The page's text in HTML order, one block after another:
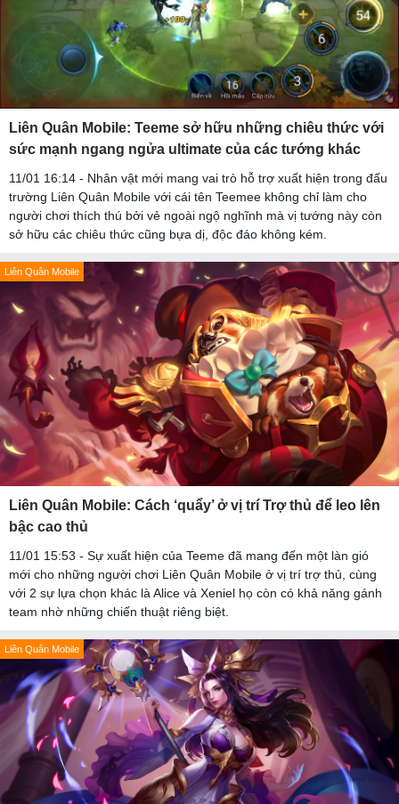
Liên Quân Mobile: Teeme sở hữu những chiêu thức với
sức mạnh ngang ngửa ultimate của các tướng khác
11/01 16:14 - Nhân vật mới mang vai trò hỗ trợ xuất hiện trong đấu
trường Liên Quân Mobile với cái tên Teemee không chỉ làm cho
người chơi thích thú bởi vẻ ngoài ngộ nghĩnh mà vị tướng này còn
sở hữu các chiêu thức cũng bựa dị, độc đáo không kém.
Liên Quân Mobile
Liên Quân Mobile: Cách ‘quẩy’ ở vị trí Trợ thủ để leo lên
bậc cao thủ
11/01 15:53 - Sự xuất hiện của Teeme đã mang đến một làn gió
mới cho những người chơi Liên Quân Mobile ở vị trí trợ thủ, cùng
với 2 sự lựa chọn khác là Alice và Xeniel họ còn có khả năng gánh
team nhờ những chiến thuật riêng biệt.
Liên Quân Mobile